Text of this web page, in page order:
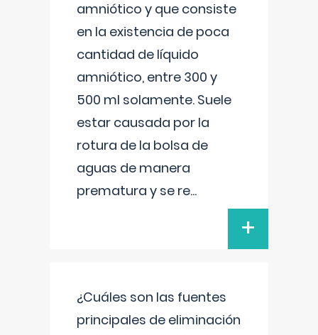
amniótico y que consiste
en la existencia de poca
cantidad de líquido
amniótico, entre 300 y
500 ml solamente. Suele
estar causada por la
rotura de la bolsa de
aguas de manera
prematura y se re...
+
¿Cuáles son las fuentes
principales de eliminación